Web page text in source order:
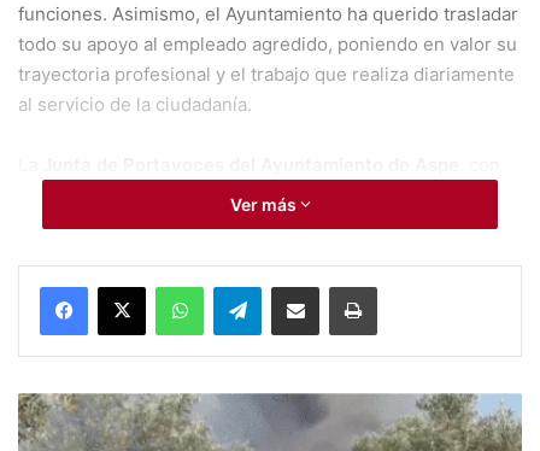
funciones. Asimismo, el Ayuntamiento ha querido trasladar
todo su apoyo al empleado agredido, poniendo en valor su
trayectoria profesional y el trabajo que realiza diariamente
al servicio de la ciudadanía.
representación de todos los grupos municipales, se ha
sumado a esta condena y ha expresado su respaldo
frente a cualquier acto de violencia, falta de respeto o
comportamiento incívico.
se trata de un hecho aislado que no representa la actitud
general de la ciudadanía hacia los trabajadores de la
Ver más
WhatsAppTelegramCompartir por Mail Imprimir
#Aspe:
Un